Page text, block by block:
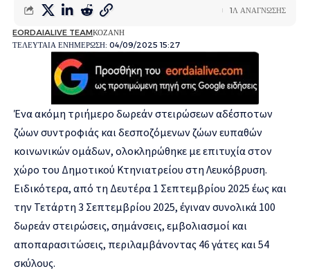
ΤΕΛΕΥΤΑΙΑ ΕΝΗΜΕΡΩΣΗ: 04/09/2025 15:27
EORDAIALIVE TEAMΚΟΖΑΝΗ
1Λ ΑΝΑΓΝΩΣΗΣ
Ένα ακόμη τριήμερο δωρεάν στειρώσεων αδέσποτων
ζώων συντροφιάς και δεσποζόμενων ζώων ευπαθών
κοινωνικών ομάδων, ολοκληρώθηκε με επιτυχία στον
χώρο του Δημοτικού Κτηνιατρείου στη Λευκόβρυση.
Ειδικότερα, από τη Δευτέρα 1 Σεπτεμβρίου 2025 έως και
την Τετάρτη 3 Σεπτεμβρίου 2025, έγιναν συνολικά 100
δωρεάν στειρώσεις, σημάνσεις, εμβολιασμοί και
αποπαρασιτώσεις, περιλαμβάνοντας 46 γάτες και 54
σκύλους.